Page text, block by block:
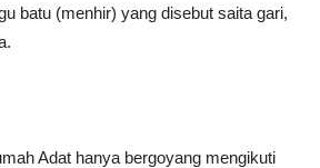
batu (menhir) yang disebut saita gari,
Adat hanya bergoyang mengikuti